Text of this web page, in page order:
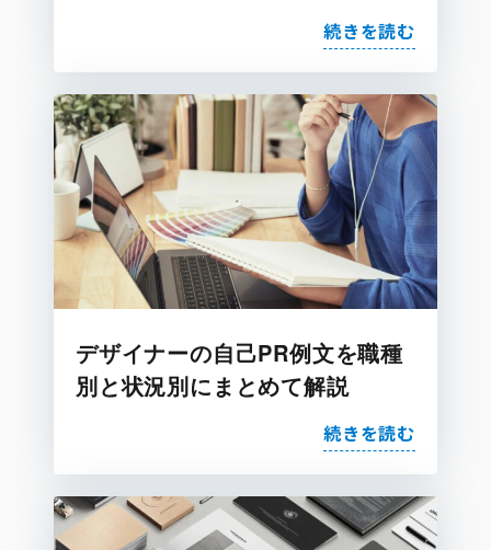
続きを読む
デザイナーの自己PR例文を職種
別と状況別にまとめて解説
続きを読む